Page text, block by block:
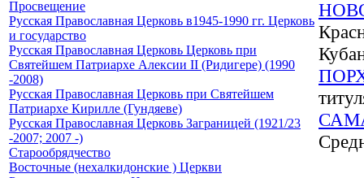
Просвещение
Русская Православная Церковь в1945-1990 гг. Церковь
и государство
Русская Православная Церковь Церковь при
Святейшем Патриархе Алексии II (Ридигере) (1990
-2008)
Русская Православная Церковь при Святейшем
Патриархе Кирилле (Гундяеве)
Русская Православная Церковь Заграницей (1921/23
-2007; 2007 -)
Старообрядчество
Восточные (нехалкидонские ) Церкви